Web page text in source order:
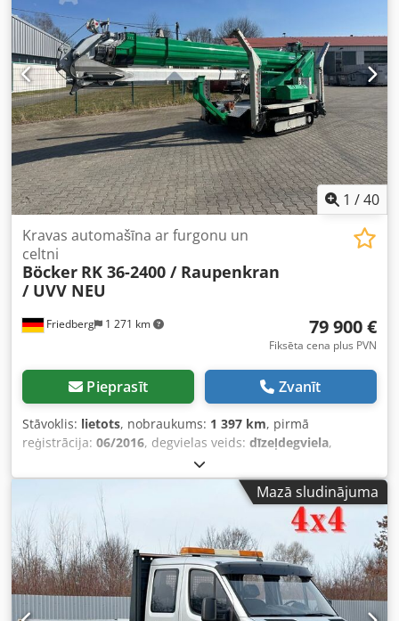
centrālā atslēga, kvēpu filtrs
1 /40
Friedberg 1 271 km
Kravas automašīna ar furgonu un
celtni
Böcker RK 36-2400 / Raupenkran
/ UVV NEU
79 900 €
Fiksēta cena plus PVN
Pieprasīt Zvanīt
Stāvoklis: lietots, nobraukums: 1 397 km, pirmā
reģistrācija: 06/2016, degvielas veids: dīzeļdegviela,
, pārnesuma veids:
emisijas klase:Euro 6, Ražošanas gads:2016, Aprīkojums:
ABS, celtnis, elektroniskā stabilitātes programma (ESP),
kvēpu filtrs
, * Böcker RK 36-2400 kāpurķerris * Ražošanas
gads: 2016 * Darba stundas: 1390 st. * ??UVV pārbaude –
veikta?? * ??Apkope – veikta?? Codpfxszlwfxo Aaioha * ??
Vinča – jauna?? * Vairāk attēlu un video ir pieejami, rakstot
Whatsapp. * Informācija var atšķirties, un pārdevējs patur
tiesības veikt pārdošanu citai personai.
Mazā sludinājuma